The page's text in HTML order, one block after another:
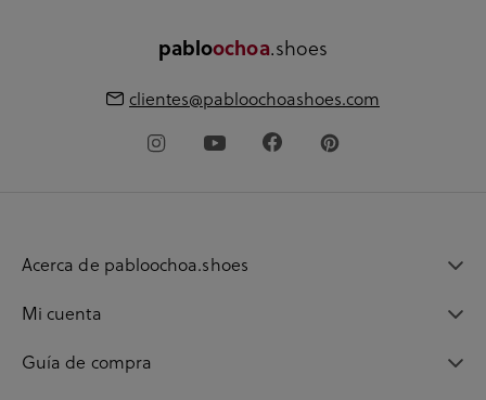
pabloochoa.shoes
clientes@pabloochoashoes.com
Acerca de pabloochoa.shoes
Mi cuenta
Guía de compra